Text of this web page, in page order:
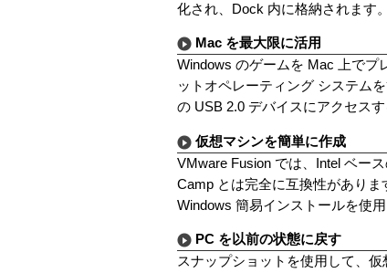
化され、Dock 内に格納されます。
Mac を最大限に活用
Windows のゲームを Mac 上でプ
ットオペレーティング システム
の USB 2.0 デバイスにアクセスす
仮想マシンを簡単に作成
VMware Fusion では、Intel ベー
Camp とは完全に互換性があり
Windows 簡易インストールを使
PC を以前の状態に戻す
スナップショットを使用して、